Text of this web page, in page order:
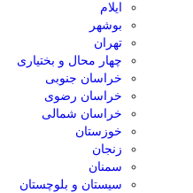
ایلام
بوشهر
تهران
چهار محال و بختیاری
خراسان جنوبی
خراسان رضوی
خراسان شمالی
خوزستان
زنجان
سمنان
سیستان و بلوچستان